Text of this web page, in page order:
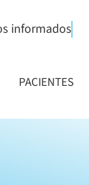
informados
PACIENTES